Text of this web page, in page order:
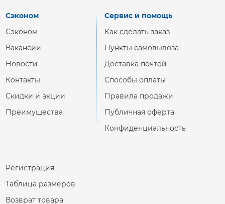
Сэконом
Сэконом
Вакансии
Новости
Контакты
Скидки и акции
Преимущества
Сервис и помощь
Как сделать заказ
Пункты самовывоза
Доставка почтой
Способы оплаты
Правила продажи
Публичная оферта
Конфиденциальность
Регистрация
Таблица размеров
Возврат товара